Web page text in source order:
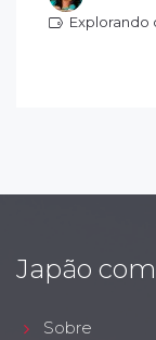
Explorando
Japão
Sobre